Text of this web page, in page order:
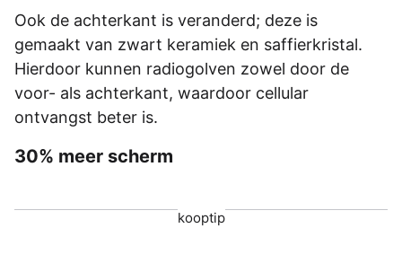
Ook de achterkant is veranderd; deze is
gemaakt van zwart keramiek en saffierkristal.
Hierdoor kunnen radiogolven zowel door de
voor- als achterkant, waardoor cellular
ontvangst beter is.
30% meer scherm
kooptip